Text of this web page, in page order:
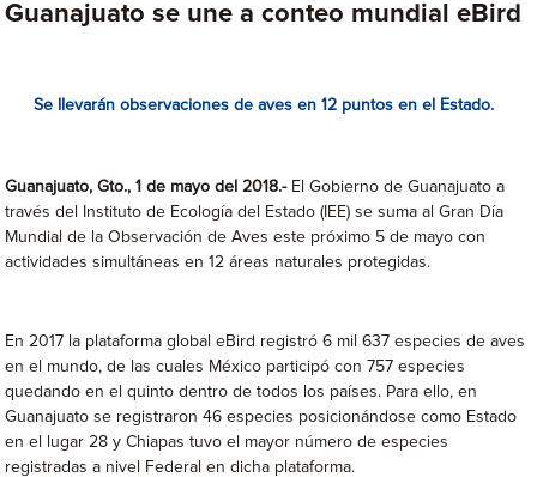
Guanajuato se une a conteo mundial eBird
Se llevarán observaciones de aves en 12 puntos en el Estado.
Guanajuato, Gto., 1 de mayo del 2018.-El Gobierno de Guanajuato a
través del Instituto de Ecología del Estado (IEE) se suma al Gran Día
Mundial de la Observación de Aves este próximo 5 de mayo con
actividades simultáneas en 12 áreas naturales protegidas.
En 2017 la plataforma global eBird registró 6 mil 637 especies de aves
en el mundo, de las cuales México participó con 757 especies
quedando en el quinto dentro de todos los países. Para ello, en
Guanajuato se registraron 46 especies posicionándose como Estado
en el lugar 28 y Chiapas tuvo el mayor número de especies
registradas a nivel Federal en dicha plataforma.